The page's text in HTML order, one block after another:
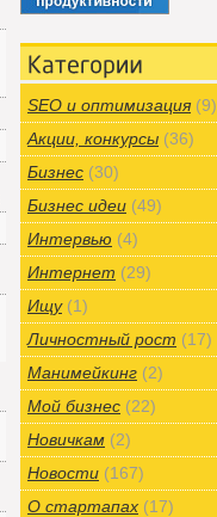
Категории
SEO и оптимизация (9)
Акции, конкурсы (36)
Бизнес (30)
Бизнес идеи (49)
Интервью (4)
Интернет (29)
Ищу (1)
Личностный рост (17)
Манимейкинг (2)
Мой бизнес (22)
Новичкам (2)
Новости (167)
О стартапах (17)